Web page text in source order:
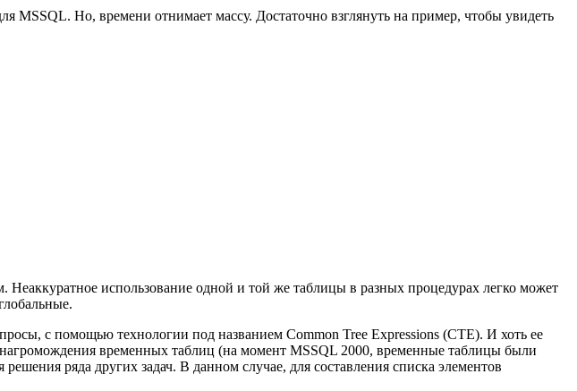
MSSQL. Но, времени отнимает массу. Достаточно взглянуть на пример, чтобы увидеть
Неаккуратное использование одной и той же таблицы в разных процедурах легко может
с помощью технологии под названием Common Tree Expressions (CTE). И хоть ее
временных таблиц (на момент MSSQL 2000, временные таблицы были
ряда других задач. В данном случае, для составления списка элементов